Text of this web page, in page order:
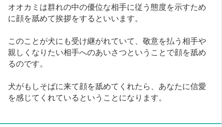
オオカミは群れの中の優位な相手に従う態度を示すため
に顔を舐めて挨拶をするといいます。
このことが犬にも受け継がれていて、敬意を払う相手や
親しくなりたい相手へのあいさつということで顔を舐め
るのです。
犬がもしそばに来て顔を舐めてくれたら、あなたに信愛
を感じてくれているということになります。